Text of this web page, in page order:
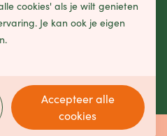
Bits of Love
cookies' als je wilt genieten
Je kan ook je eigen
Accepteer alle
cookies